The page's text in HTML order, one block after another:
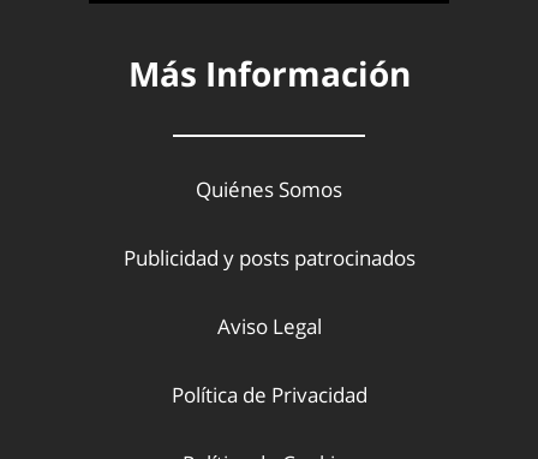
Más Información
Quiénes Somos
Publicidad y posts patrocinados
Aviso Legal
Política de Privacidad